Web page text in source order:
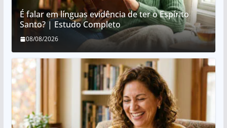
É falar em línguas evidência de ter o Espírito
Santo? | Estudo Completo
08/08/2026